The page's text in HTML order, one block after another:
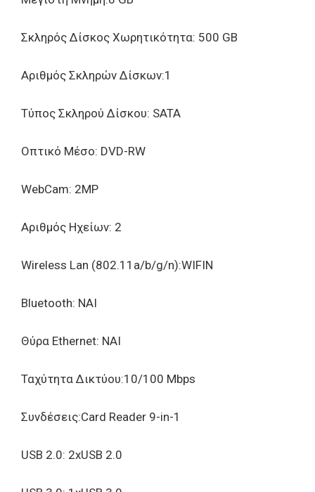
Σκληρός Δίσκος Χωρητικότητα: 500 GB
Αριθμός Σκληρών Δίσκων:1
Τύπος Σκληρού Δίσκου: SATA
Οπτικό Μέσο: DVD-RW
WebCam: 2ΜΡ
Αριθμός Ηχείων: 2
Wireless Lan (802.11a/b/g/n):WIFIN
Bluetooth: ΝΑΙ
Θύρα Ethernet: NAI
Ταχύτητα Δικτύου:10/100 Mbps
Συνδέσεις:Card Reader 9-in-1
USB 2.0: 2xUSB 2.0